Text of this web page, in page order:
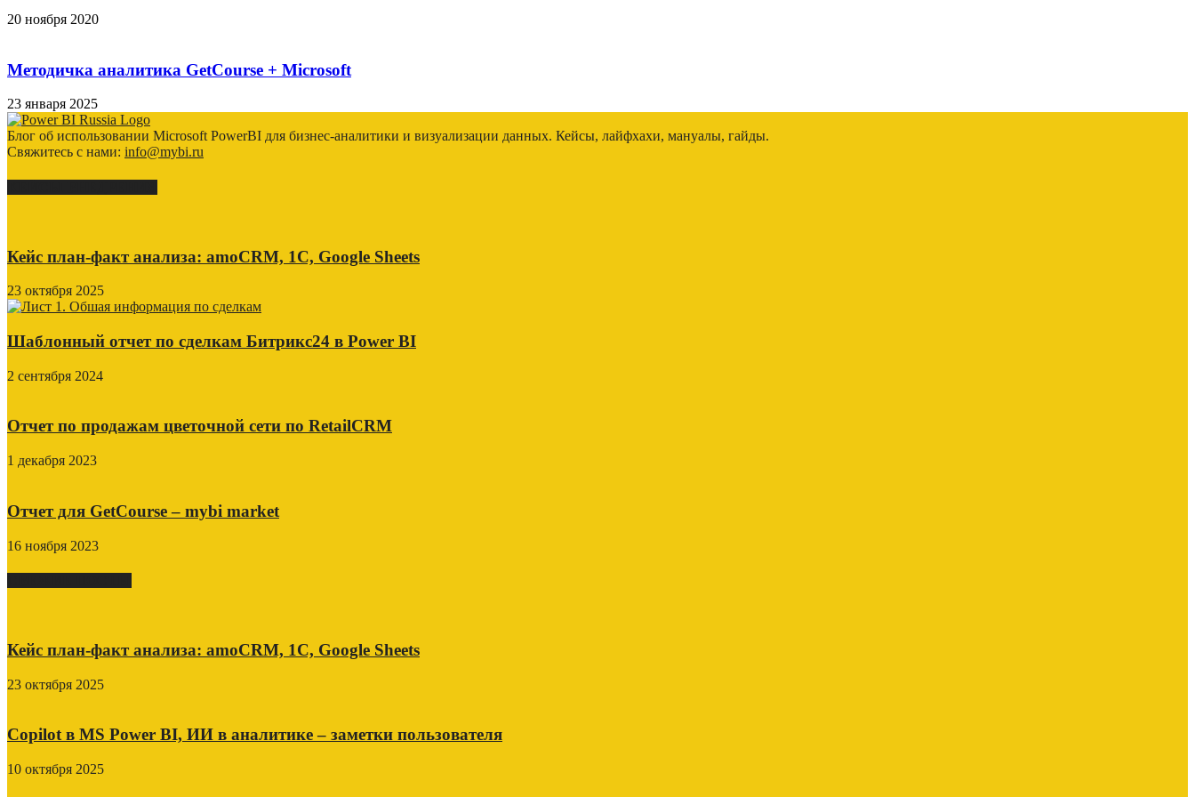
20 ноября 2020
Методичка аналитика GetCourse + Microsoft
23 января 2025
Блог об использовании Microsoft PowerBI для бизнес-аналитики и визуализации данных. Кейсы, лайфхахи, мануалы, гайды.
Свяжитесь с нами: info@mybi.ru
Кейс план-факт анализа: amoCRM, 1C, Google Sheets
23 октября 2025
Шаблонный отчет по сделкам Битрикс24 в Power BI
2 сентября 2024
Отчет по продажам цветочной сети по RetailCRM
1 декабря 2023
Отчет для GetCourse – mybi market
16 ноября 2023
Кейс план-факт анализа: amoCRM, 1C, Google Sheets
23 октября 2025
Copilot в MS Power BI, ИИ в аналитике – заметки пользователя
10 октября 2025